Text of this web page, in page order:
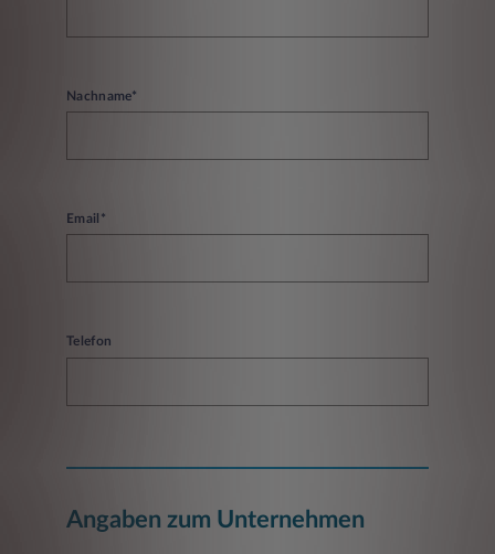
Nachname*
Email*
Telefon
Angaben zum Unternehmen